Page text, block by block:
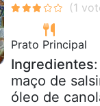
Prato Principal
Ingredientes
maço de
óleo de